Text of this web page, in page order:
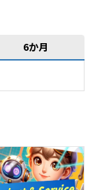
6か月